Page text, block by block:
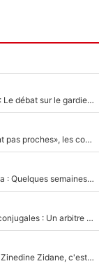
«Admets que tu t'es trompé sur Lucas Chevalier !» : Le débat sur le gardien du PSG vire au clash à l'After Foot
Zinédine Zidane et Didier Deschamps : «Ils n’étaient pas proches», les confidences d’un membre de l’équipe de France 1998 sur leur relation spéciale
Medhi Benatia s'est «senti trahi» par Pablo Longoria : Quelques semaines après son départ, l'ancien directeur de football de l'OM règle ses comptes
Des terrains de Ligue 1 au tribunal pour violences conjugales : Un arbitre français encourt une peine de 18 mois de prison !
Equipe de France : 10 jours après la nomination de Zinedine Zidane, c'est au tour de son fils de prendre un nouveau départ !